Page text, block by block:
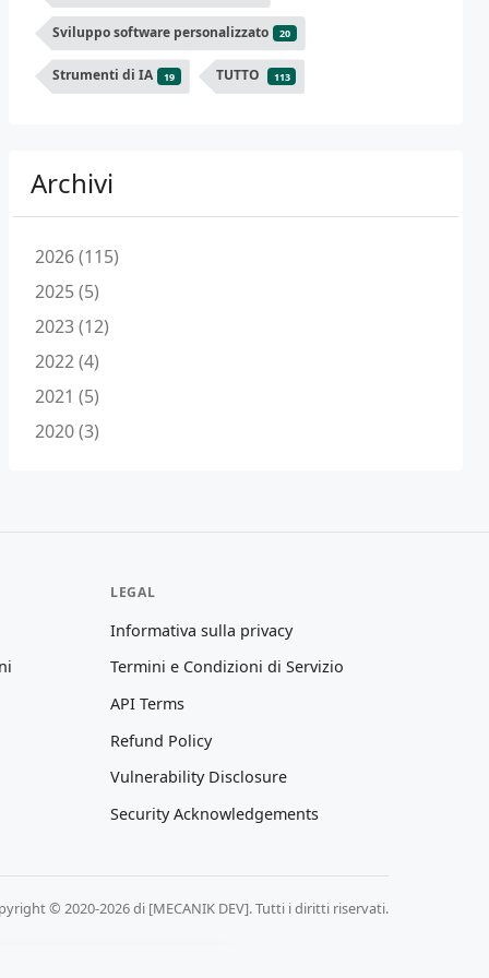
Sviluppo software personalizzato 20
Strumenti di IA 19 TUTTO 113
Archivi
2026 (115)
2025 (5)
2023 (12)
2022 (4)
2021 (5)
2020 (3)
LEGAL
Informativa sulla privacy
Termini e Condizioni di Servizio
API Terms
Refund Policy
Vulnerability Disclosure
Security Acknowledgements
© 2020-2026 di [MECANIK DEV]. Tutti i diritti riservati.